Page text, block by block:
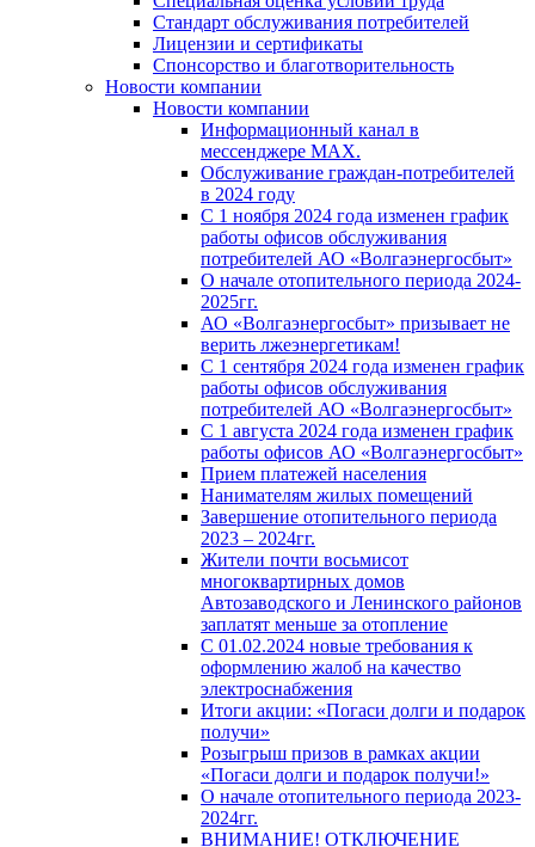
Стандарт обслуживания потребителей
Лицензии и сертификаты
Спонсорство и благотворительность
Новости компании
Новости компании
Информационный канал в
мессенджере MAX.
Обслуживание граждан-потребителей
в 2024 году
С 1 ноября 2024 года изменен график
работы офисов обслуживания
потребителей АО «Волгаэнергосбыт»
О начале отопительного периода 2024-
2025гг.
АО «Волгаэнергосбыт» призывает не
верить лжеэнергетикам!
С 1 сентября 2024 года изменен график
работы офисов обслуживания
потребителей АО «Волгаэнергосбыт»
С 1 августа 2024 года изменен график
работы офисов АО «Волгаэнергосбыт»
Прием платежей населения
Нанимателям жилых помещений
Завершение отопительного периода
2023 – 2024гг.
Жители почти восьмисот
многоквартирных домов
Автозаводского и Ленинского районов
заплатят меньше за отопление
С 01.02.2024 новые требования к
оформлению жалоб на качество
электроснабжения
Итоги акции: «Погаси долги и подарок
получи»
Розыгрыш призов в рамках акции
«Погаси долги и подарок получи!»
О начале отопительного периода 2023-
2024гг.
ВНИМАНИЕ! ОТКЛЮЧЕНИЕ